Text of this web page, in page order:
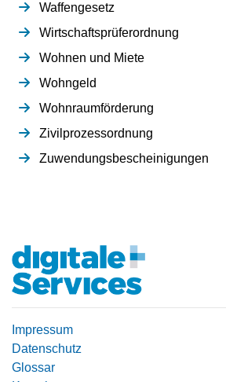
Waffengesetz
Wirtschaftsprüferordnung
Wohnen und Miete
Wohngeld
Wohnraumförderung
Zivilprozessordnung
Zuwendungsbescheinigungen
Impressum
Datenschutz
Glossar